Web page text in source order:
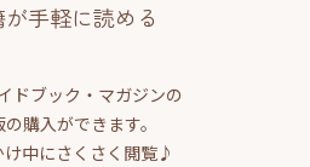
手軽に読める
ドブック・マガジンの
購入ができます。
中にさくさく閲覧♪